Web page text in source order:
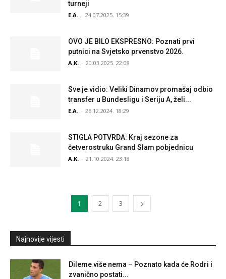
turneji
E.A. - 24.07.2025. 15:39
OVO JE BILO EKSPRESNO: Poznati prvi
putnici na Svjetsko prvenstvo 2026.
A.K. - 20.03.2025. 22:08
Sve je vidio: Veliki Dinamov promašaj odbio
transfer u Bundesligu i Seriju A, želi...
E.A. - 26.12.2024. 18:29
STIGLA POTVRDA: Kraj sezone za
četverostruku Grand Slam pobjednicu
A.K. - 21.10.2024. 23:18
1 2 3
Najnovije vijesti
Dileme više nema – Poznato kada će Rodri i
zvanično postati...